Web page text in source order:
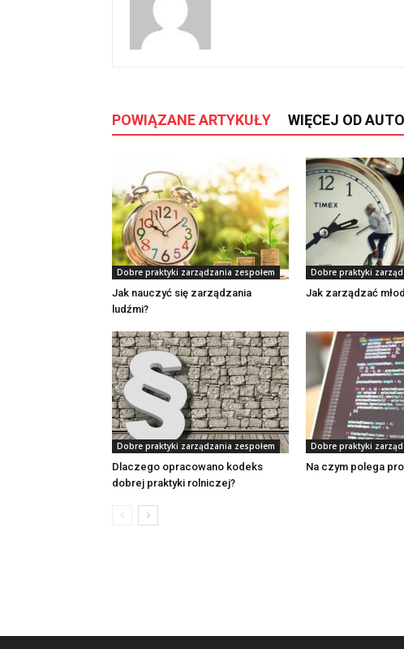
POWIĄZANE ARTYKUŁY WIĘCEJ OD
Dobre praktyki zarządzania zespołem
Jak nauczyć się zarządzania
ludźmi?
Dobre praktyki
Jak zarządzać
Dobre praktyki zarządzania zespołem
Dlaczego opracowano kodeks
dobrej praktyki rolniczej?
Dobre praktyki
Na czym polega